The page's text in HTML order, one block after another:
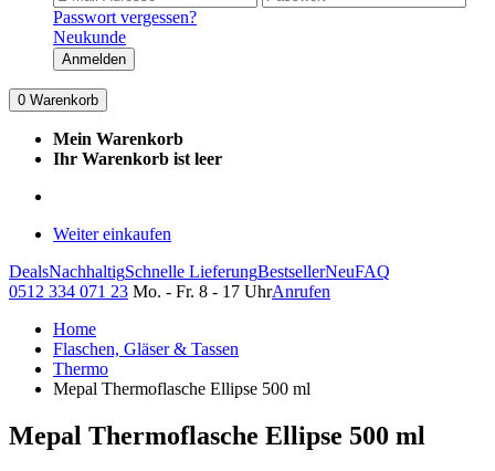
Passwort vergessen?
Neukunde
Anmelden
0 Warenkorb
Mein Warenkorb
Ihr Warenkorb ist leer
Weiter einkaufen
DealsNachhaltigSchnelle LieferungBestsellerNeuFAQ
0512 334 071 23 Mo. - Fr. 8 - 17 UhrAnrufen
Home
Flaschen, Gläser & Tassen
Thermo
Mepal Thermoflasche Ellipse 500 ml
Mepal Thermoflasche Ellipse 500 ml